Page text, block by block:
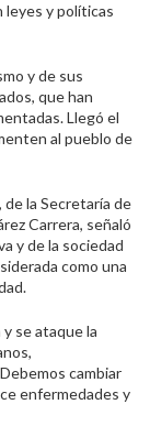
leyes y políticas
y de sus
que han
Llegó el
al pueblo de
la Secretaría de
Carrera, señaló
y de la sociedad
como una
se ataque la
cambiar
enfermedades y